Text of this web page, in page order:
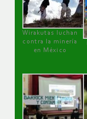
Wirakutas luchan
contra la minería
en México